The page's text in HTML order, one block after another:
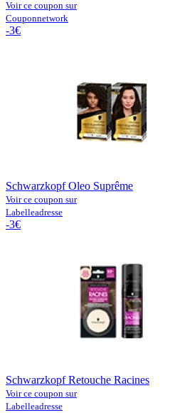
Voir ce coupon sur
Couponnetwork
-3€
Schwarzkopf Oleo Suprême
Voir ce coupon sur
Labelleadresse
-3€
Schwarzkopf Retouche Racines
Voir ce coupon sur
Labelleadresse